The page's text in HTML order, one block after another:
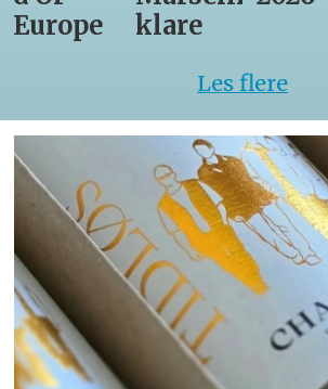
Europe
klare
Les flere